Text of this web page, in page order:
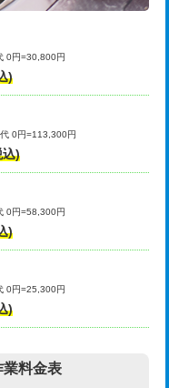
16,500円
22,000円
33,000円
16,500円+材料費
11,000円+材料費
0円=30,800円
)
0円=113,300円
込)
0円=58,300円
)
0円=25,300円
)
業料金表